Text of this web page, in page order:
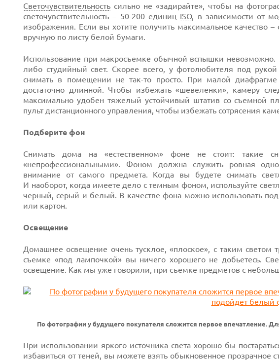
Светочувствительность сильно не «задирайте», чтобы на
светочувствительность – 50-200единиц ISO, в зависимости от
изображения. Если вы хотите получить максимальное качество
вручную по листу белой бумаги.
Использование при макросъемке обычной вспышки невозможно.
либо студийный свет. Скорее всего, у фотолюбителя под
снимать в помещении не так-то просто. При малой диафрагме
достаточно длинной. Чтобы избежать «шевеленки», камеру
максимально удобен тяжелый устойчивый штатив со съемной
пульт дистанционного управления, чтобы избежать сотрясения
Подберите фон
Снимать дома на «естественном» фоне не стоит: такие
«непрофессиональными». Фоном должна служить ровная
внимание от самого предмета. Когда вы будете снимать
И наоборот, когда имеете дело с темным фоном, используйте
черный, серый и белый. В качестве фона можно использовать
или картон.
Освещение
Домашнее освещение очень тусклое, «плоское», с таким светом
съемке «под лампочкой» вы ничего хорошего не добьетесь.
освещение. Как мы уже говорили, при съемке предметов с
По фотографии у будущего покупателя сложится первое впечатление.
При использовании яркого источника света хорошо бы
избавиться от теней, вы можете взять обыкновенное прозрачное
Prev
Next